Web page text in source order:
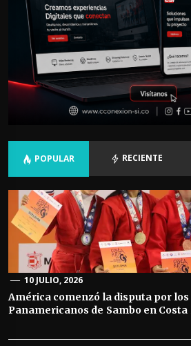
POPULAR RECIENTE
10 JULIO, 2026
América comenzó la disputa por
Panamericanos de Sambo en Costa